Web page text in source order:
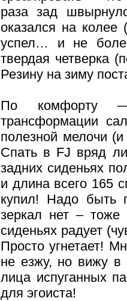
раза зад
оказался на колее
успел… и не
твердая четверка
Резину на зиму
По комфорту
трансформации
полезной мелочи
Спать в FJ вряд
задних сиденьях
и длина всего 165
купил! Надо быть
зеркал нет –
сиденьях радует
Просто угнетает!
не езжу, но вижу в
лица испуганных
для эгоиста!